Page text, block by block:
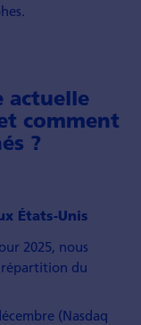
actuelle
comment
?
États-Unis
2025, nous
du
(Nasdaq